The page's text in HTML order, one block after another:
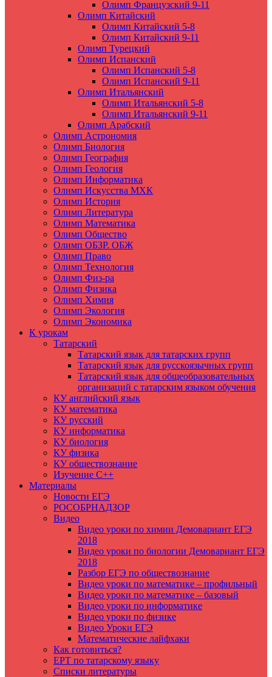
Олимп Французский 9-11
Олимп Китайский
Олимп Китайский 5-8
Олимп Китайский 9-11
Олимп Турецкий
Олимп Испанский
Олимп Испанский 5-8
Олимп Испанский 9-11
Олимп Итальянский
Олимп Итальянский 5-8
Олимп Итальянский 9-11
Олимп Арабский
Олимп Астрономия
Олимп Биология
Олимп География
Олимп Геология
Олимп Информатика
Олимп Искусства МХК
Олимп История
Олимп Литература
Олимп Математика
Олимп Общество
Олимп ОБЗР. ОБЖ
Олимп Право
Олимп Технология
Олимп Физ-ра
Олимп Физика
Олимп Химия
Олимп Экология
Олимп Экономика
К урокам
Татарский
Татарский язык для татарских групп
Татарский язык для русскоязычных групп
Татарский язык для общеобразовательных
организаций с татарским языком обучения
КУ английский язык
КУ математика
КУ русский
КУ информатика
КУ биология
КУ физика
КУ обществознание
Изучение C++
Материалы
Новости ЕГЭ
РОСОБРНАДЗОР
Видео
Видео уроки по химии Демовариант ЕГЭ
2018
Видео уроки по биологии Демовариант ЕГЭ
2018
Разбор ЕГЭ по обществознание
Видео уроки по математике – профильный
Видео уроки по математике – базовый
Видео уроки по информатике
Видео уроки по физике
Видео Уроки ЕГЭ
Математические лайфхаки
Как готовиться?
ЕРТ по татарскому языку
Списки литературы